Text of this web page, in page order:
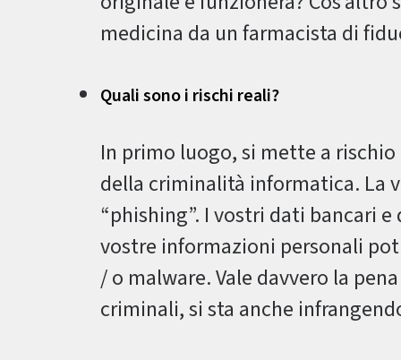
medicina da un farmacista di
Quali sono i rischi reali?
In primo luogo, si mette a
della criminalità informatica. La
“phishing”. I vostri dati bancari
vostre informazioni personali
/ o malware. Vale davvero la
criminali, si sta anche